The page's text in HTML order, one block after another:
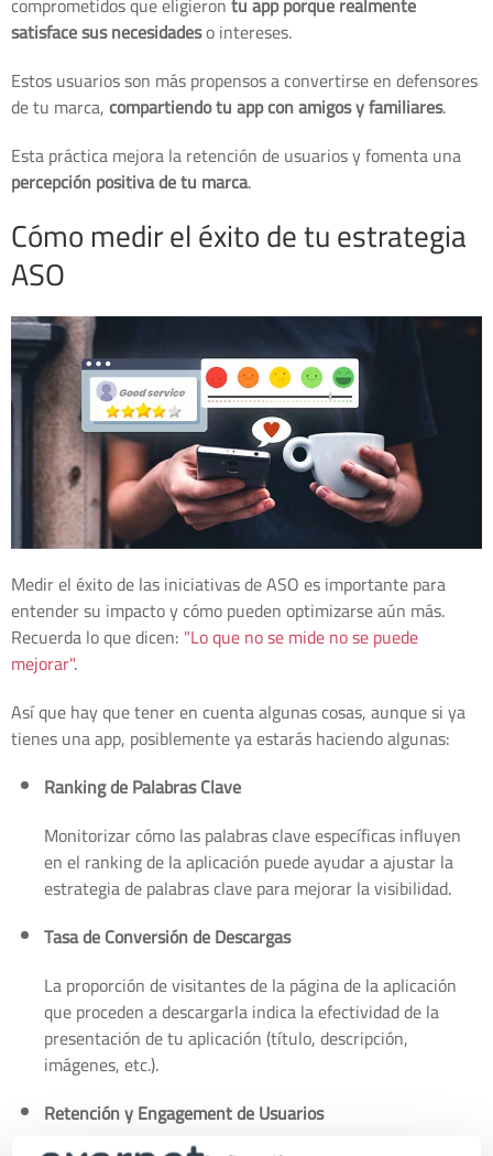
satisface sus necesidadeso intereses.
Estos usuarios son más propensos a convertirse en defensores
de tu marca,compartiendo tu app con amigos y familiares.
Esta práctica mejora la retención de usuarios y fomenta una
percepción positiva de tu marca.
Cómo medir el éxito de tu estrategia
ASO
Medir el éxito de las iniciativas de ASO es importante para
entender su impacto y cómo pueden optimizarse aún más.
Recuerda lo que dicen: "Lo que no se mide no se puede
mejorar".
Así que hay que tener en cuenta algunas cosas, aunque si ya
tienes una app, posiblemente ya estarás haciendo algunas:
Ranking de Palabras Clave
Monitorizar cómo las palabras clave específicas influyen
en el ranking de la aplicación puede ayudar a ajustar la
estrategia de palabras clave para mejorar la visibilidad.
Tasa de Conversión de Descargas
La proporción de visitantes de la página de la aplicación
que proceden a descargarla indica la efectividad de la
presentación de tu aplicación (título, descripción,
imágenes, etc.).
Retención y Engagement de Usuarios